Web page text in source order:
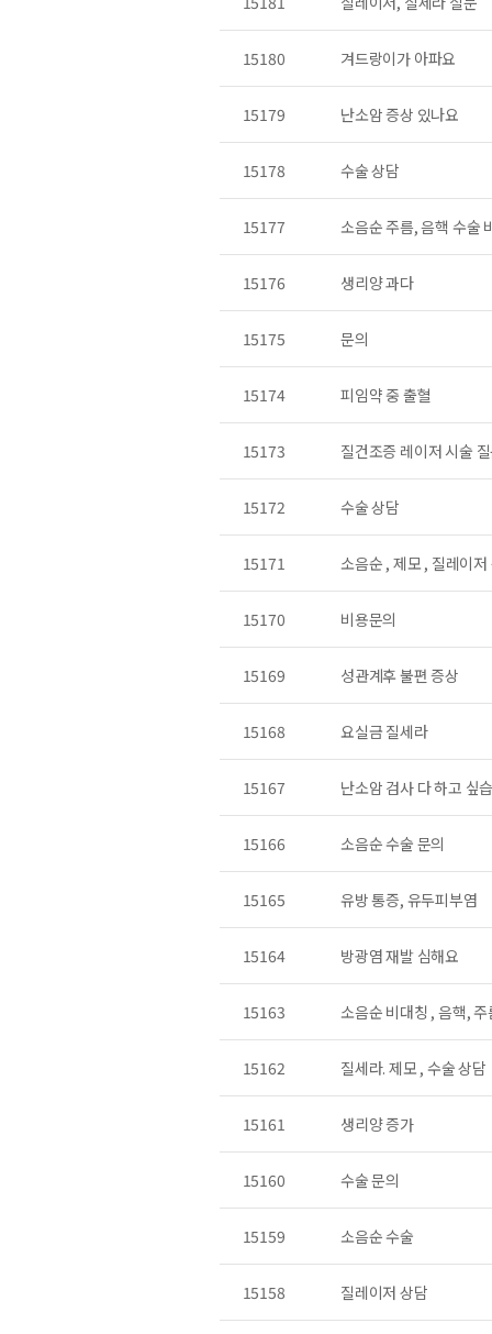
15180 겨드랑이가 아파요
15179 난소암 증상 있나요
15178 수술 상담
15177 소음순 주름, 음핵 수술
15176 생리양 과다
15175 문의
15174 피임약 중 출혈
15173 질건조증 레이저 시술
15172 수술 상담
15171 소음순 , 제모 , 질레이저
15170 비용문의
15169 성관계후 불편 증상
15168 요실금 질세라
15167 난소암 검사 다 하고 싶
15166 소음순 수술 문의
15165 유방 통증, 유두피부염
15164 방광염 재발 심해요
15163 소음순 비대칭 , 음핵, 주
15162 질세라. 제모 , 수술 상담
15161 생리양 증가
15160 수술 문의
15159 소음순 수술
15158 질레이저 상담